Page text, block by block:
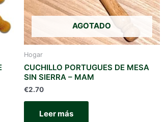
AGOTADO
Hogar
CUCHILLO PORTUGUES DE MESA
SIN SIERRA – MAM
€2.70
Leer más